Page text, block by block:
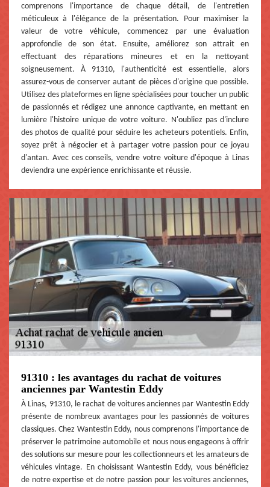
comprenons l'importance de chaque détail, de l'entretien
méticuleux à l'élégance de la présentation. Pour maximiser la
valeur de votre véhicule, commencez par une évaluation
approfondie de son état. Ensuite, améliorez son attrait en
effectuant des réparations mineures et en la nettoyant
soigneusement. À 91310, l'authenticité est essentielle, alors
assurez-vous de conserver autant de pièces d'origine que possible.
Utilisez des plateformes en ligne spécialisées pour toucher un public
de passionnés et rédigez une annonce captivante, en mettant en
lumière l'histoire unique de votre voiture. N'oubliez pas d'inclure
des photos de qualité pour séduire les acheteurs potentiels. Enfin,
soyez prêt à négocier et à partager votre passion pour ce joyau
d'antan. Avec ces conseils, vendre votre voiture d'époque à Linas
deviendra une expérience enrichissante et réussie.
91310 : les avantages du rachat de voitures
anciennes par Wantestin Eddy
À Linas, 91310, le rachat de voitures anciennes par Wantestin Eddy
présente de nombreux avantages pour les passionnés de voitures
classiques. Chez Wantestin Eddy, nous comprenons l'importance de
préserver le patrimoine automobile et nous nous engageons à offrir
des solutions sur mesure pour les collectionneurs et les amateurs de
véhicules vintage. En choisissant Wantestin Eddy, vous bénéficiez
de notre expertise et de notre passion pour les voitures anciennes,